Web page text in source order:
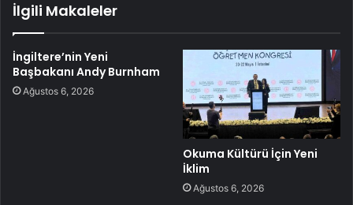
İlgili Makaleler
İngiltere’nin Yeni
Başbakanı Andy Burnham
Ağustos 6, 2026
Okuma Kültürü İçin Yeni
İklim
Ağustos 6, 2026